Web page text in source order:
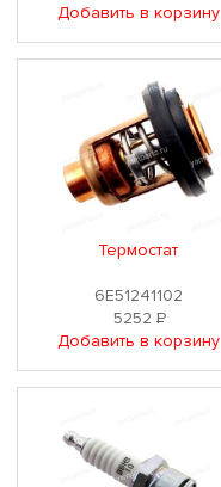
Добавить в корзину
Термостат
6E51241102
5252 Р
Добавить в корзину